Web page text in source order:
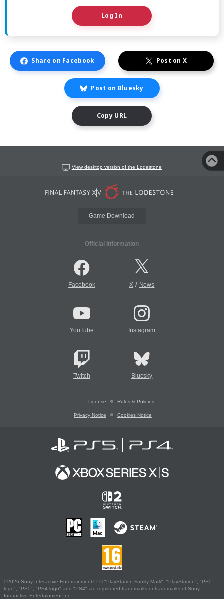
Log In
Share on Facebook Post on X
Post on Bluesky
Copy URL
View desktop version of the Lodestone
Game Download
Official Information
Facebook X/ News
YouTube Instagram
Twitch Bluesky
License Rules & Policies
Privacy Notice Cookies Notice
©2026 Sony Interactive Entertainment LLC."PlayStation Family Mark", "PlayStation", "PS5
logo", "PS5", "PS4 logo" and "PS4" are registered trademarks or trademarks of Sony
Interactive Entertainment Inc.